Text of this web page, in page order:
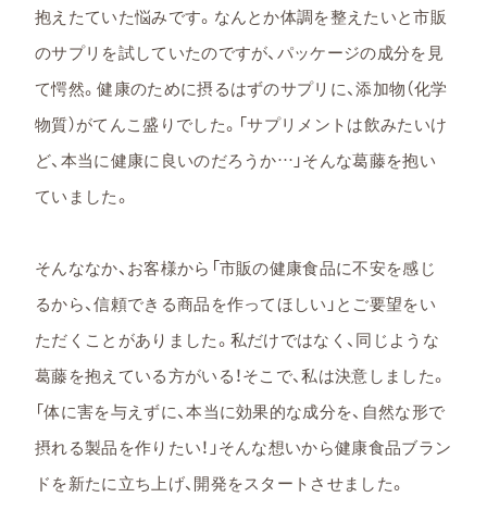
抱えたていた悩みです。なんとか体調を整えたいと市販
のサプリを試していたのですが、パッケージの成分を見
て愕然。健康のために摂るはずのサプリに、添加物（化学
物質）がてんこ盛りでした。「サプリメントは飲みたいけ
ど、本当に健康に良いのだろうか…」そんな葛藤を抱い
ていました。
そんななか、お客様から「市販の健康食品に不安を感じ
るから、信頼できる商品を作ってほしい」とご要望をい
ただくことがありました。私だけではなく、同じような
葛藤を抱えている方がいる！そこで、私は決意しました。
「体に害を与えずに、本当に効果的な成分を、自然な形で
摂れる製品を作りたい！」そんな想いから健康食品ブラン
ドを新たに立ち上げ、開発をスタートさせました。